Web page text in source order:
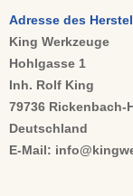
Adresse des
King Werkzeuge
Hohlgasse 1
Inh. Rolf King
79736 Rickenbach-
Deutschland
E-Mail: